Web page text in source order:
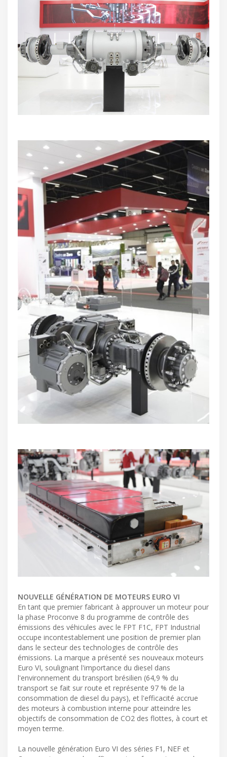
NOUVELLE GÉNÉRATION DE MOTEURS EURO VI
En tant que premier fabricant à approuver un moteur pour
la phase Proconve 8 du programme de contrôle des
émissions des véhicules avec le FPT F1C, FPT Industrial
occupe incontestablement une position de premier plan
dans le secteur des technologies de contrôle des
émissions. La marque a présenté ses nouveaux moteurs
Euro VI, soulignant l'importance du diesel dans
l'environnement du transport brésilien (64,9 % du
transport se fait sur route et représente 97 % de la
consommation de diesel du pays), et l'efficacité accrue
des moteurs à combustion interne pour atteindre les
objectifs de consommation de CO2 des flottes, à court et
moyen terme.
La nouvelle génération Euro VI des séries F1, NEF et